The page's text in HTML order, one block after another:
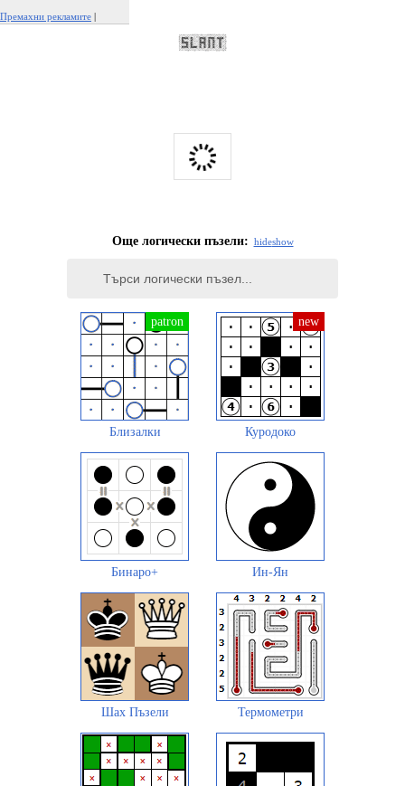
Премахни рекламите |
Още логически пъзели: hideshow
Близалки Куродоко
Бинаро+ Ин-Ян
Шах Пъзели Термометри